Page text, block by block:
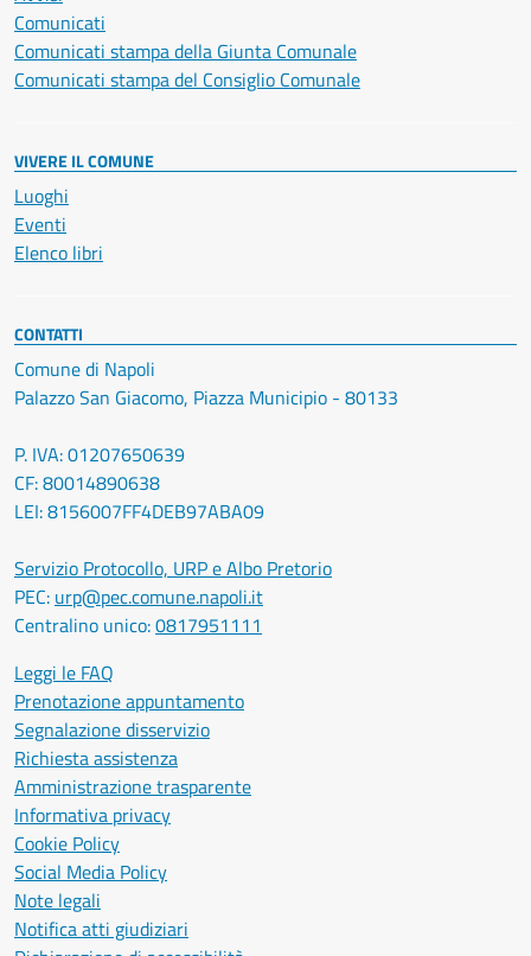
Comunicati
Comunicati stampa della Giunta Comunale
Comunicati stampa del Consiglio Comunale
VIVERE IL COMUNE
Luoghi
Eventi
Elenco libri
CONTATTI
Comune di Napoli
Palazzo San Giacomo, Piazza Municipio - 80133
P. IVA: 01207650639
CF: 80014890638
LEI: 8156007FF4DEB97ABA09
Servizio Protocollo, URP e Albo Pretorio
PEC: urp@pec.comune.napoli.it
Centralino unico:0817951111
Leggi le FAQ
Prenotazione appuntamento
Segnalazione disservizio
Richiesta assistenza
Amministrazione trasparente
Informativa privacy
Cookie Policy
Social Media Policy
Note legali
Notifica atti giudiziari